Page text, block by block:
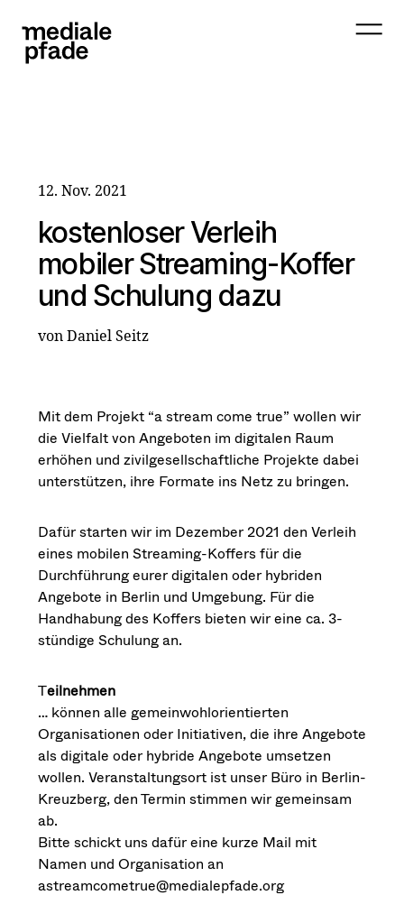
12. Nov. 2021
kostenloser Verleih
mobiler Streaming-Koffer
und Schulung dazu
von Daniel Seitz
Mit dem Projekt “a stream come true” wollen wir
die Vielfalt von Angeboten im digitalen Raum
erhöhen und zivilgesellschaftliche Projekte dabei
unterstützen, ihre Formate ins Netz zu bringen.
Dafür starten wir im Dezember 2021 den Verleih
eines mobilen Streaming-Koffers für die
Durchführung eurer digitalen oder hybriden
Angebote in Berlin und Umgebung. Für die
Handhabung des Koffers bieten wir eine ca. 3-
stündige Schulung an.
Teilnehmen
… können alle gemeinwohlorientierten
Organisationen oder Initiativen, die ihre Angebote
als digitale oder hybride Angebote umsetzen
wollen. Veranstaltungsort ist unser Büro in Berlin-
Kreuzberg, den Termin stimmen wir gemeinsam
ab.
Bitte schickt uns dafür eine kurze Mail mit
Namen und Organisation an
astreamcometrue@medialepfade.org